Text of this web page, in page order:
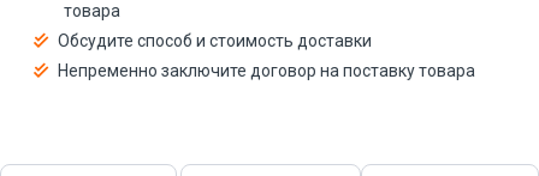
товара
Обсудите способ и стоимость доставки
Непременно заключите договор на поставку товара